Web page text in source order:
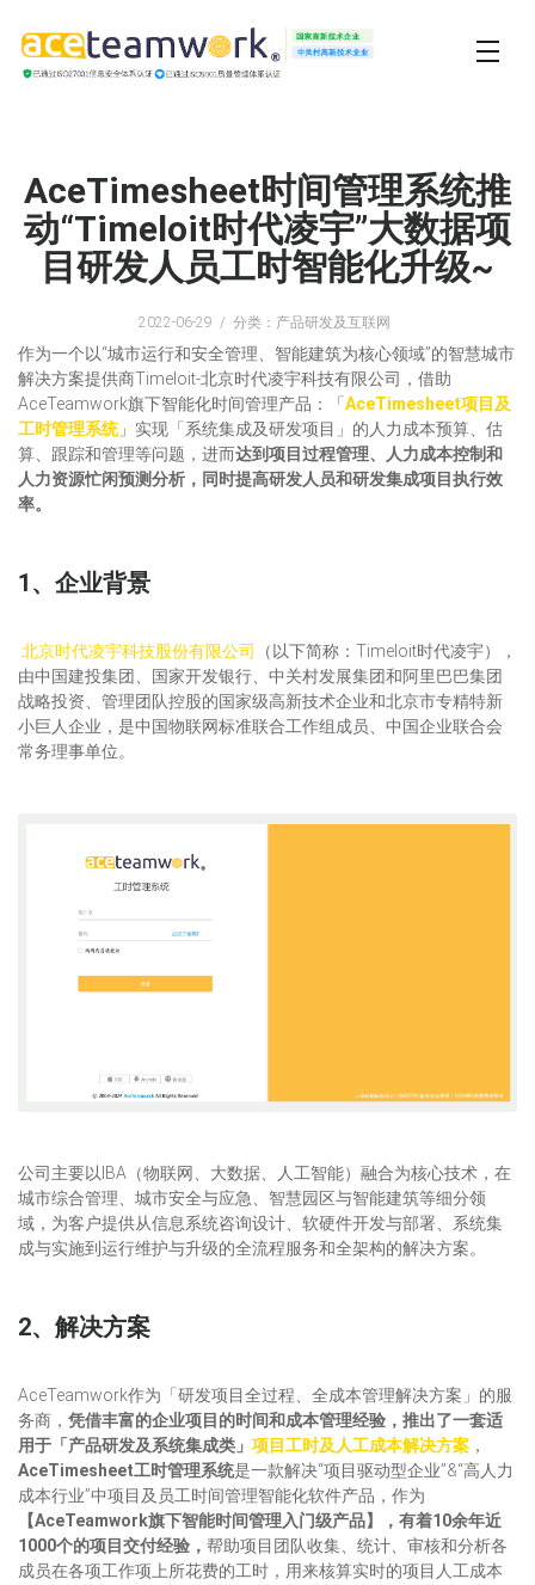
AceTimesheet时间管理系统推
动“Timeloit时代凌宇”大数据项
目研发人员工时智能化升级~
2022-06-29 分类：产品研发及互联网
作为一个以“城市运行和安全管理、智能建筑为核心领域”的智慧城市
解决方案提供商Timeloit-北京时代凌宇科技有限公司，借助
AceTeamwork旗下智能化时间管理产品：「 AceTimesheet项目及
工时管理系统」实现「系统集成及研发项目」的人力成本预算、估
算、跟踪和管理等问题，进而达到项目过程管理、人力成本控制和
人力资源忙闲预测分析，同时提高研发人员和研发集成项目执行效
率。
1、企业背景
北京时代凌宇科技股份有限公司
（以下简称：Timeloit时代凌宇），
由中国建投集团、国家开发银行、中关村发展集团和阿里巴巴集团
战略投资、管理团队控股的国家级高新技术企业和北京市专精特新
小巨人企业，是中国物联网标准联合工作组成员、中国企业联合会
常务理事单位。
公司主要以IBA（物联网、大数据、人工智能）融合为核心技术，在
城市综合管理、城市安全与应急、智慧园区与智能建筑等细分领
域，为客户提供从信息系统咨询设计、软硬件开发与部署、系统集
成与实施到运行维护与升级的全流程服务和全架构的解决方案。
2、解决方案
AceTeamwork作为「研发项目全过程、全成本管理解决方案」的服
务商， 凭借丰富的企业项目的时间和成本管理经验，推出了一套适
用于「产品研发及系统集成类」 项目工时及人工成本解决方案 ，
AceTimesheet工时管理系统是一款解决“项目驱动型企业”&“高人力
成本行业”中项目及员工时间管理智能化软件产品，作为
【AceTeamwork旗下智能时间管理入门级产品】，有着10余年近
1000个的项目交付经验， 帮助项目团队收集、统计、审核和分析各
成员在各项工作项上所花费的工时，用来核算实时的项目人工成本